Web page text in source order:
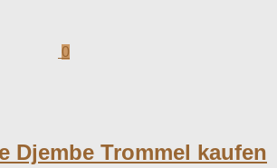
0
Djembe Trommel kaufen